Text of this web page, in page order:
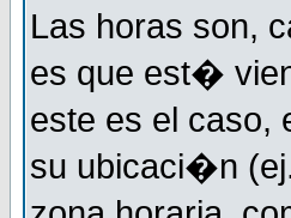
Las horas son,
es que est�
este es el caso,
su ubicaci�n